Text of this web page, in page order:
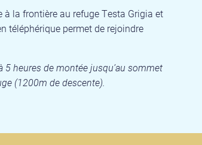
la frontière au refuge Testa Grigia et
téléphérique permet de rejoindre
heures de montée jusqu’au sommet
(1200m de descente).